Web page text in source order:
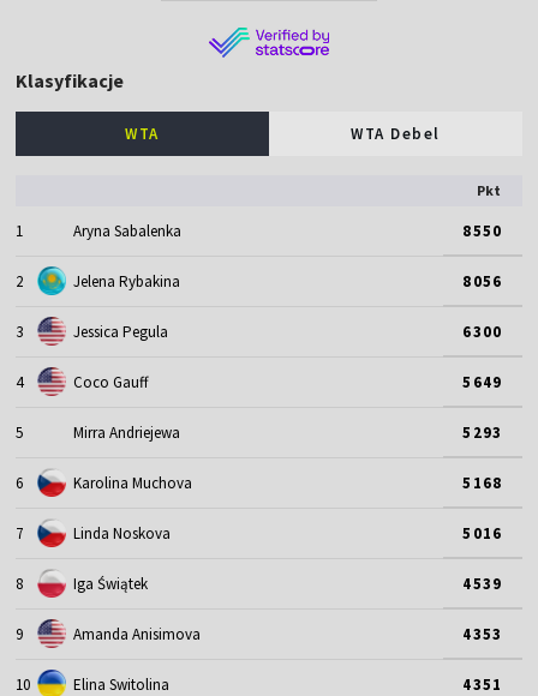
Klasyfikacje
WTA WTA Debel
Pkt
1 Aryna Sabalenka 8550
2 Jelena Rybakina 8056
3 Jessica Pegula 6300
4 Coco Gauff 5649
5 Mirra Andriejewa 5293
6 Karolina Muchova 5168
7 Linda Noskova 5016
8 Iga Świątek 4539
9 Amanda Anisimova 4353
10 Elina Switolina 4351